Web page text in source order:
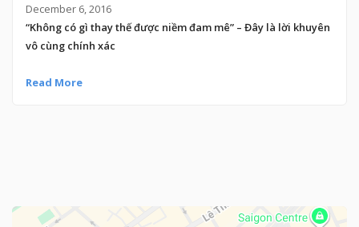
December 6, 2016
“Không có gì thay thế được niềm đam mê” – Đây là lời khuyên
vô cùng chính xác
Read More